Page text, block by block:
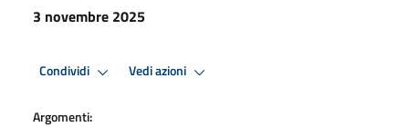
3 novembre 2025
Condividi Vedi azioni
Argomenti: